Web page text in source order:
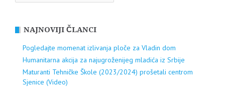
NAJNOVIJI ČLANCI
Pogledajte momenat izlivanja ploče za Vladin dom
Humanitarna akcija za najugroženijeg mladića iz Srbije
Maturanti Tehničke Škole (2023/2024) prošetali centrom
Sjenice (Video)